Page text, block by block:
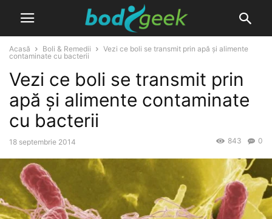
Acasă Boli & Remedii
Vezi ce boli se transmit prin apă și alimente
contaminate cu bacterii
Vezi ce boli se transmit prin
apă și alimente contaminate
cu bacterii
18 septembrie 2014 0
843